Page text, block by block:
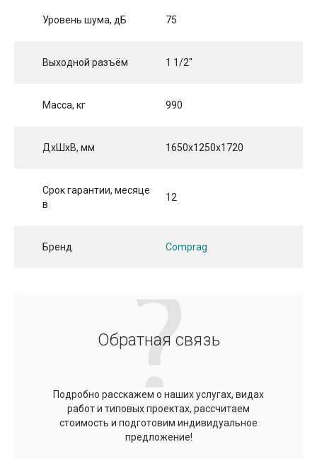
Уровень шума, дБ 75
Выходной разъём 1 1/2"
Масса, кг 990
ДхШхВ, мм 1650x1250x1720
Срок гарантии, месяце
в
12
Бренд Comprag
Обратная связь
Подробно расскажем о наших услугах, видах
работ и типовых проектах, рассчитаем
стоимость и подготовим индивидуальное
предложение!